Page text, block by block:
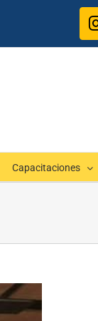
Capacitaciones